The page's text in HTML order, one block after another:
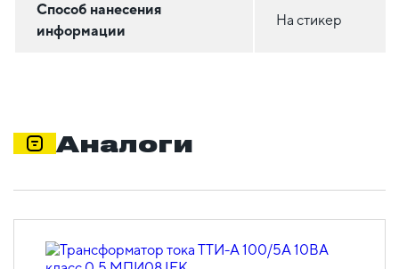
Способ нанесения
информации
На стикер
Аналоги